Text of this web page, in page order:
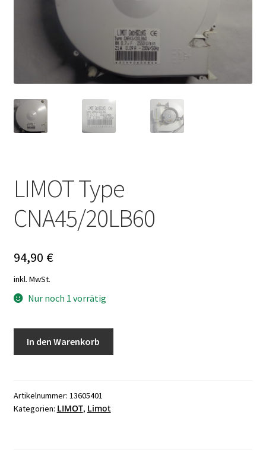
LIMOT Type
CNA45/20LB60
94,90 €
inkl. MwSt.
Nur noch 1 vorrätig
In den Warenkorb
Artikelnummer: 13605401
Kategorien: LIMOT, Limot